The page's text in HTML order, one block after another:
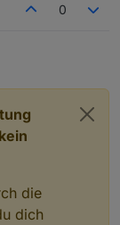
0
die
dich